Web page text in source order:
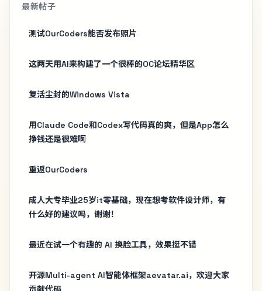
最新帖子
测试OurCoders能否发布照片
这两天用AI来构建了一个很棒的OC论坛精华区
复活尘封的Windows Vista
用Claude Code和Codex写代码真的爽，但是App怎么
挣钱还是很难啊
重返OurCoders
成人大专毕业25岁it零基础，现在想考软件设计师，有
什么好的建议吗，谢谢！
最近在试一个有趣的 AI 换脸工具，效果挺不错
开源Multi-agent AI智能体框架aevatar.ai，欢迎大家